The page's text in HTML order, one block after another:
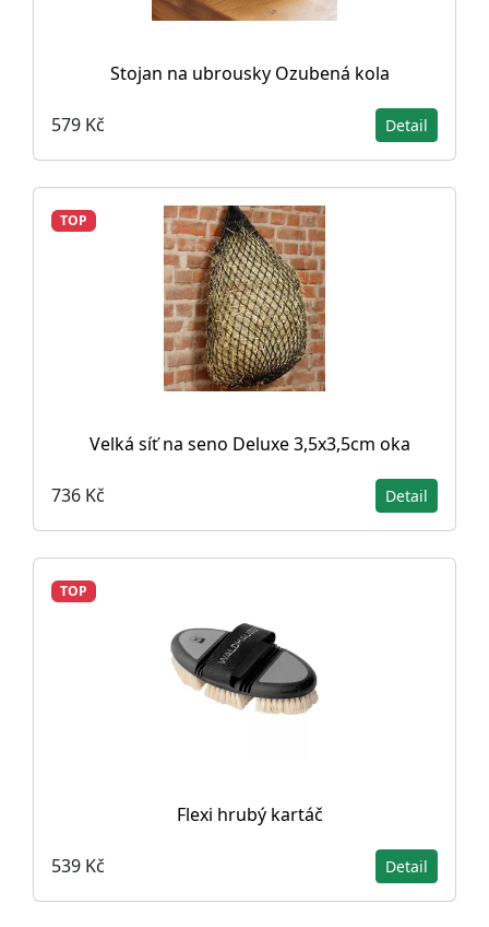
Stojan na ubrousky Ozubená kola
579 Kč Detail
TOP
Velká síť na seno Deluxe 3,5x3,5cm oka
736 Kč Detail
TOP
Flexi hrubý kartáč
539 Kč Detail